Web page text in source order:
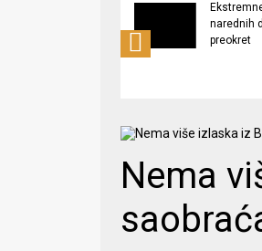
narednih
preokret
Nema